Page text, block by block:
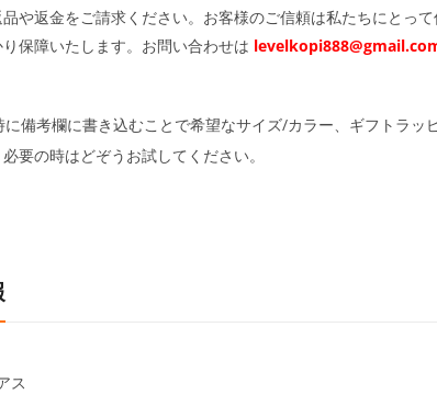
や返金をご請求ください。お客様のご信頼は私たちにとって
保障いたします。お問い合わせは
に備考欄に書き込むことで希望なサイズ/カラー、ギフトラッ
要の時はどぞうお試してください。
ス